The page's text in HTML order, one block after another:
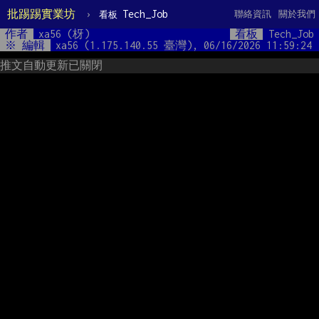
批踢踢實業坊 › 看板 Tech_Job 關於我們
聯絡資訊
作者 xa56 (枒) 看板
Tech_Job
※ 編輯
xa56 (1.175.140.55 臺灣), 06/16/2026 11:59:24
推文自動更新已關閉